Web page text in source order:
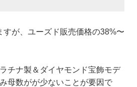
が、ユーズド販売価格の38%〜
チナ製＆ダイヤモンド宝飾モデ
母数がが少ないことが要因で